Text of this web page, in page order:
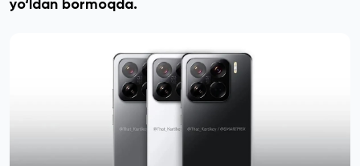
yo‘ldan bormoqda.